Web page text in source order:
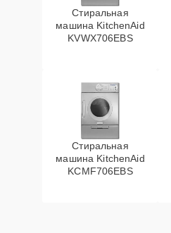
Стиральная
машина KitchenAid
KVWX706EBS
Стиральная
машина KitchenAid
KCMF706EBS